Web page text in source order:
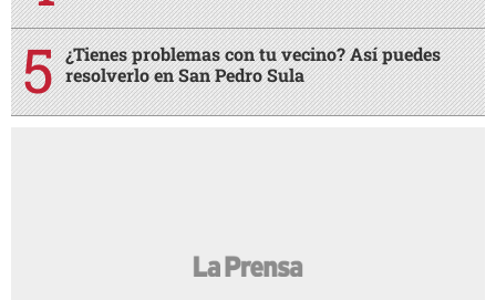
¿Tienes problemas con tu vecino? Así puedes
resolverlo en San Pedro Sula